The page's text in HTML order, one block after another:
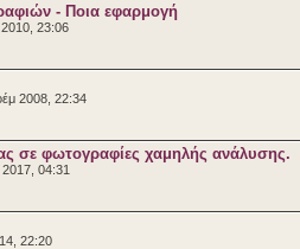
- Ποια εφαρμογή
23:06
2008, 22:34
σε φωτογραφίες χαμηλής ανάλυσης.
04:31
22:20